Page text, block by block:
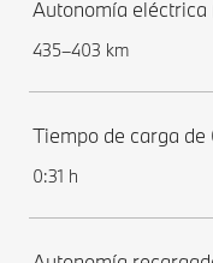
Autonomía eléctrica
435–403 km
Tiempo de carga de
0:31 h